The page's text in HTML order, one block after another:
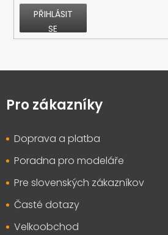
PŘIHLÁSIT
SE
pPro zákazníky
Doprava a platba
Poradna pro modeláře
Pre slovenských zákazníkov
Časté dotazy
Velkoobchod